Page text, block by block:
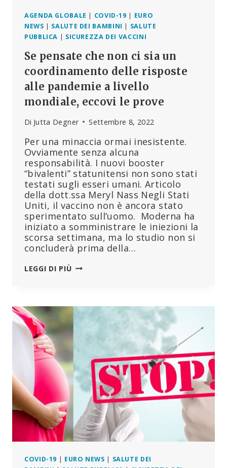
FRANCIA
AGENDA GLOBALE | COVID-19 | EURO
NEWS | SALUTE DEI BAMBINI | SALUTE
PUBBLICA | SICUREZZA DEI VACCINI
Se pensate che non ci sia un
coordinamento delle risposte
alle pandemie a livello
mondiale, eccovi le prove
Di Jutta Degner Settembre 8, 2022
Per una minaccia ormai inesistente.
Ovviamente senza alcuna
responsabilità. I nuovi booster
“bivalenti” statunitensi non sono stati
testati sugli esseri umani. Articolo
della dott.ssa Meryl Nass Negli Stati
Uniti, il vaccino non è ancora stato
sperimentato sull’uomo. Moderna ha
iniziato a somministrare le iniezioni la
scorsa settimana, ma lo studio non si
concluderà prima della…
LEGGI DI PIÙSE
CI
SIA
UN
COORDINAMENTO
RISPOSTE
ALLE
PANDEMIE
LIVELLO
MONDIALE,
ECCOVI
LE
COVID-19 | EURO NEWS | SALUTE DEI